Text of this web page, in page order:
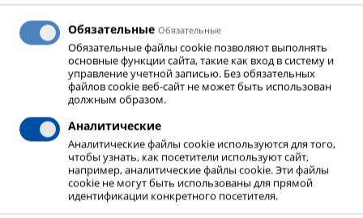
Наполнение баллонов можно определить по
цветному коду корпуса баллона (цилиндрическая
Обязательные Обязательные
Обязательные файлы cookie позволяют выполнять
основные функции сайта, такие как вход в систему и
управление учетной записью. Без обязательных
файлов cookie веб-сайт не может быть использован
должным образом.
Аналитические
Аналитические файлы cookie используются для того,
чтобы узнать, как посетители используют сайт,
например, аналитические файлы cookie. Эти файлы
cookie не могут быть использованы для прямой
идентификации конкретного посетителя.